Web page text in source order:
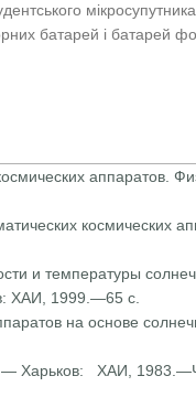
батарей і батарей
аппаратов.
космических
ХАИ, 1999.—65 с.
на основе
— Харьков: ХАИ,